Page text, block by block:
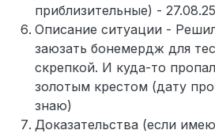
приблизительные) -
Описание ситуации -
заюзать бонемердж для
скрепкой. И куда-то
золотым крестом (дату
знаю)
Доказательства (если